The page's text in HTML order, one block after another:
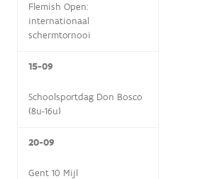
Flemish Open:
internationaal
schermtornooi
15-09
Schoolsportdag Don Bosco
(8u-16u)
20-09
Gent 10 Mijl